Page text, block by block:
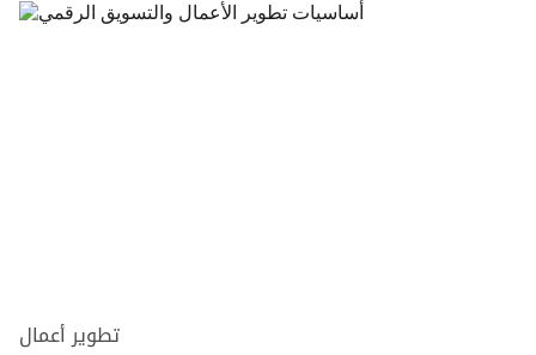
تطوير أعمال